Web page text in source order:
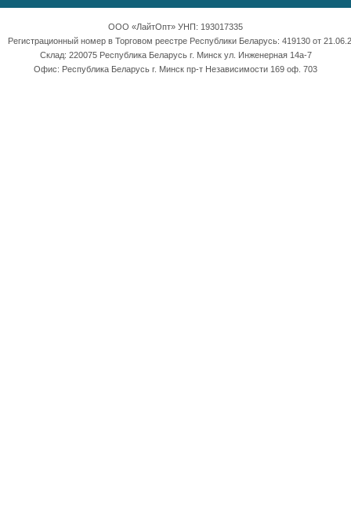
ООО «ЛайтОпт» УНП: 193017335
Регистрационный номер в Торговом реестре Республики Беларусь: 419130 от
Склад: 220075 Республика Беларусь г. Минск ул. Инженерная 14а-7
Офис: Республика Беларусь г. Минск пр-т Независимости 169 оф. 703